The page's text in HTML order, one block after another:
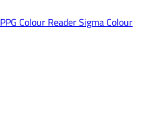
PPG Colour ReaderSigma Colour